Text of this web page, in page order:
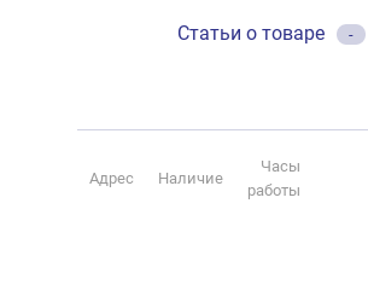
Статьи о товаре -
Адрес Наличие
Часы
работы